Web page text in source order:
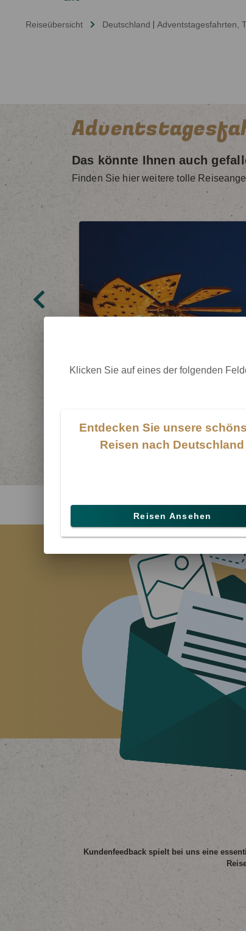
Reiseübersicht Deutschland Adventstagesfahrten ,
Das könnte Ihnen auch
Finden Sie hier weitere tolle
Kundenfeedback spielt bei uns eine
Klicken Sie auf eines der folgenden
Entdecken Sie unsere
Reisen nach Deutschland
Reisen Ansehen